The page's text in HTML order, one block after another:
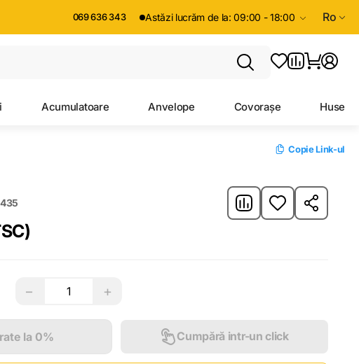
069 636 343 Astăzi lucrăm de la: 09:00 - 18:00 Ro
Acumulatoare Anvelope Covorașe Huse
Copie Link-ul
− +
la 0% Cumpără intr-un click